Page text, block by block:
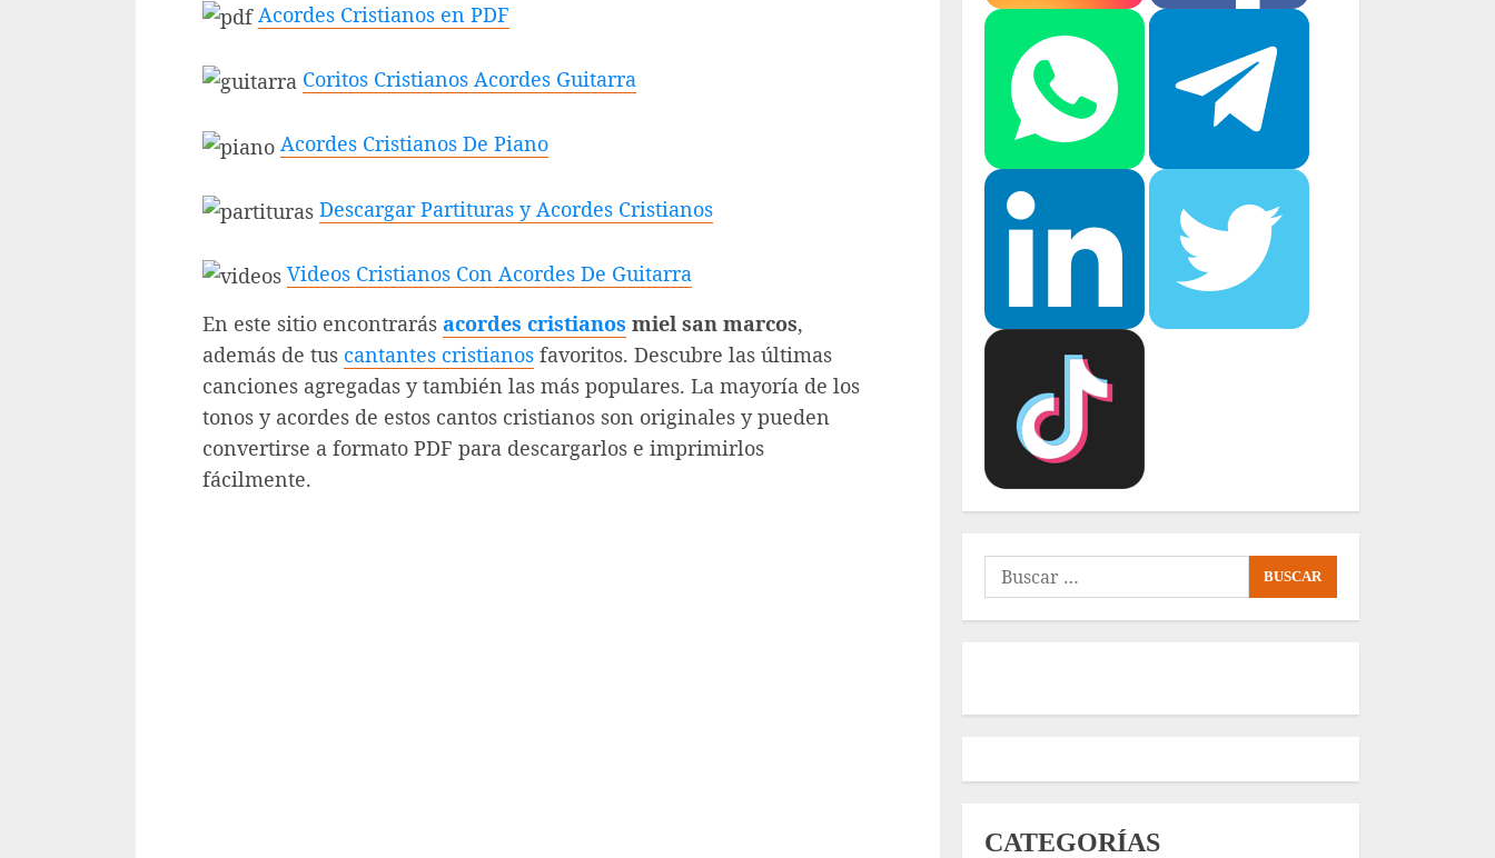
Acordes Cristianos en PDF
Coritos Cristianos Acordes Guitarra
Acordes Cristianos De Piano
Descargar Partituras y Acordes Cristianos
Videos Cristianos Con Acordes De Guitarra
En este sitio encontrarás acordes cristianos miel san marcos,
además de tus cantantes cristianos favoritos. Descubre las últimas
canciones agregadas y también las más populares. La mayoría de los
tonos y acordes de estos cantos cristianos son originales y pueden
convertirse a formato PDF para descargarlos e imprimirlos
fácilmente.
Buscar:
CATEGORÍAS